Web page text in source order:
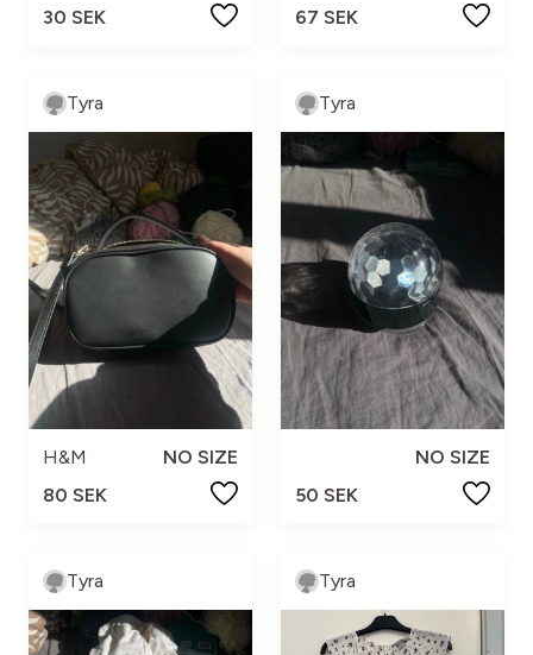
30 SEK
67 SEK
Tyra
H&M
NO SIZE
80 SEK
Tyra
NO SIZE
50 SEK
Tyra Tyra